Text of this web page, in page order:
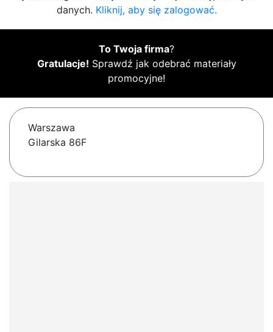
danych. Kliknij, aby się zalogować.
To Twoja firma?
Gratulacje! Sprawdź jak odebrać materiały
promocyjne!
Warszawa
Gilarska 86F